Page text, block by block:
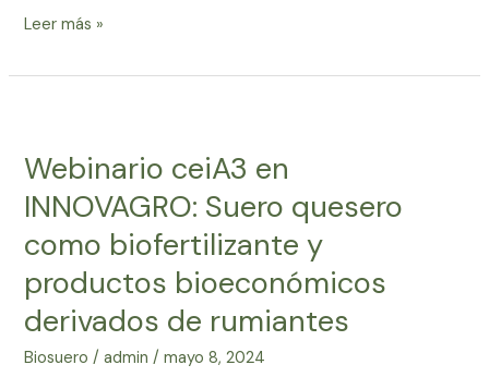
Leer más »
Webinario ceiA3 en
INNOVAGRO: Suero quesero
como biofertilizante y
productos bioeconómicos
derivados de rumiantes
Biosuero /admin/mayo 8, 2024
en
Suero
quesero
biofertilizante
y
productos